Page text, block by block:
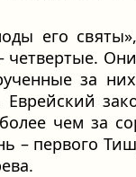
его
четвертые.
за
чем за
– первого